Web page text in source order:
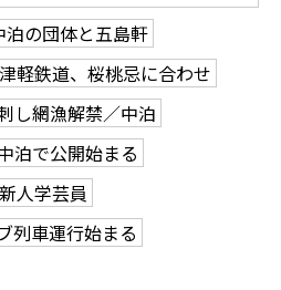
の団体と五島軒
軽鉄道、桜桃忌に合わせ
し網漁解禁／中泊
泊で公開始まる
人学芸員
列車運行始まる